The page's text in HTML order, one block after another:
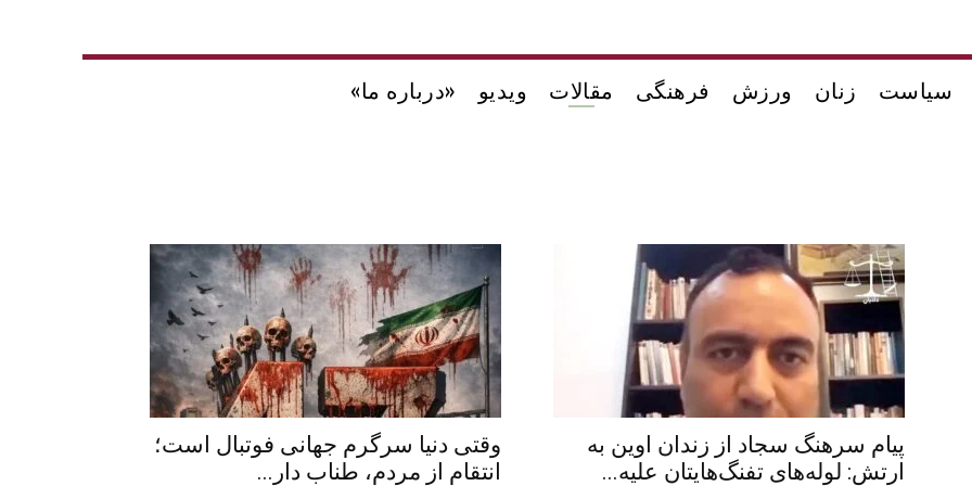
سیاست زنان ورزش فرهنگی مقالات ویدیو «درباره ما»
وقتی دنیا سرگرم جهانی فوتبال است؛
انتقام از مردم، طناب دار...
پیام سرهنگ سجاد از زندان اوین به
ارتش: لوله‌های تفنگ‌هایتان علیه...